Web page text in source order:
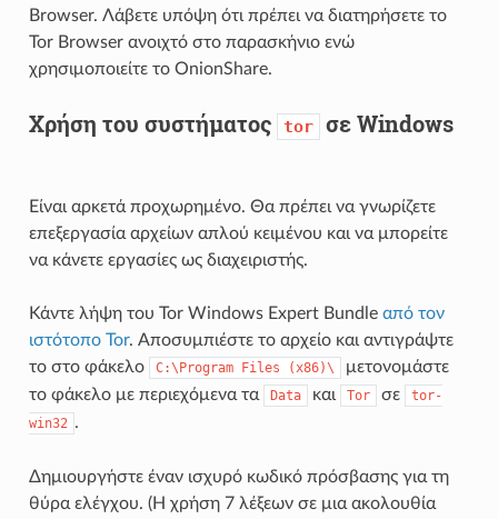
Browser. Λάβετε υπόψη ότι πρέπει να διατηρήσετε το
Tor Browser ανοιχτό στο παρασκήνιο ενώ
χρησιμοποιείτε το OnionShare.
Χρήση του συστήματος tor σε Windows
Είναι αρκετά προχωρημένο. Θα πρέπει να γνωρίζετε
επεξεργασία αρχείων απλού κειμένου και να μπορείτε
να κάνετε εργασίες ως διαχειριστής.
Κάντε λήψη του Tor Windows Expert Bundle από τον
ιστότοπο Tor. Αποσυμπιέστε το αρχείο και αντιγράψτε
το στο φάκελο
C:\Program Files (x86)\
μετονομάστε
το φάκελο με περιεχόμενα τα
Data και Tor σε
tor-
win32 .
Δημιουργήστε έναν ισχυρό κωδικό πρόσβασης για τη
θύρα ελέγχου. (Η χρήση 7 λέξεων σε μια ακολουθία